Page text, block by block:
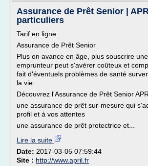
Assurance de Prêt Senior |
particuliers
Tarif en ligne
Assurance de Prêt Senior
Plus on avance en âge, plus souscrire
emprunteur peut s'avérer coûteux et
fait d'éventuels problèmes de santé
la vie.
Découvrez l'Assurance de Prêt Senior
une assurance de prêt sur-mesure qui
profil et à vos attentes
une assurance de prêt protectrice et...
Lire la suite
Date: 2017-03-05 07:59:44
Site : http://www.april.fr